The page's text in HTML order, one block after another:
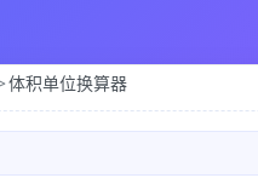
体积单位换算器